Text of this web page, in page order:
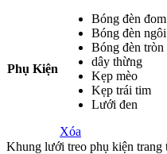
Phụ Kiện
Bóng đèn
Bóng đèn
Bóng đèn tròn
dây thừng
Kẹp mèo
Kẹp trái tim
Lưới đen
Xóa
Khung lưới treo phụ kiện trang